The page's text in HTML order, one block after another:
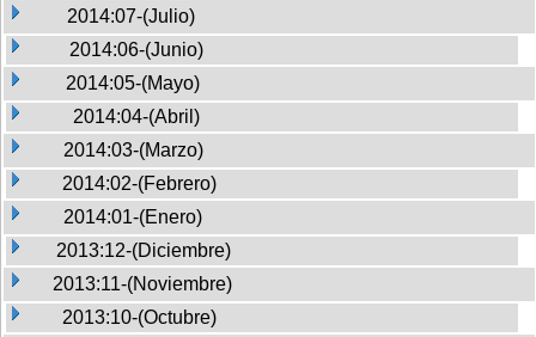
2014:07-(Julio)
2014:06-(Junio)
2014:05-(Mayo)
2014:04-(Abril)
2014:03-(Marzo)
2014:02-(Febrero)
2014:01-(Enero)
2013:12-(Diciembre)
2013:11-(Noviembre)
2013:10-(Octubre)